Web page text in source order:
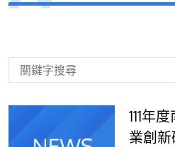
111年
業創